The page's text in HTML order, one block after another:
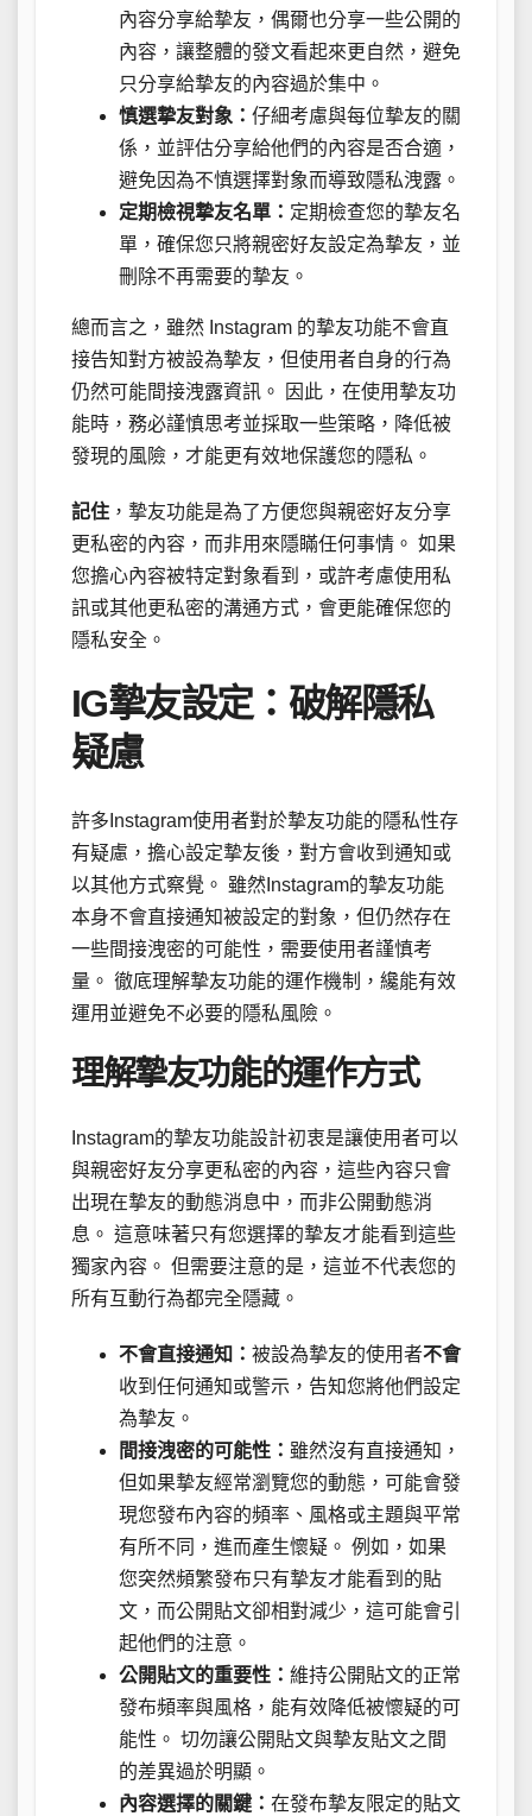
內容分享給摯友，偶爾也分享一些公開的
內容，讓整體的發文看起來更自然，避免
只分享給摯友的內容過於集中。
慎選摯友對象： 仔細考慮與每位摯友的關
係，並評估分享給他們的內容是否合適，
避免因為不慎選擇對象而導致隱私洩露。
定期檢視摯友名單： 定期檢查您的摯友名
單，確保您只將親密好友設定為摯友，並
刪除不再需要的摯友。
總而言之，雖然 Instagram 的摯友功能不會直
接告知對方被設為摯友，但使用者自身的行為
仍然可能間接洩露資訊。 因此，在使用摯友功
能時，務必謹慎思考並採取一些策略，降低被
發現的風險，才能更有效地保護您的隱私。
記住 ，摯友功能是為了方便您與親密好友分享
更私密的內容，而非用來隱瞞任何事情。 如果
您擔心內容被特定對象看到，或許考慮使用私
訊或其他更私密的溝通方式，會更能確保您的
隱私安全。
IG摯友設定：破解隱私
疑慮
許多Instagram使用者對於摯友功能的隱私性存
有疑慮，擔心設定摯友後，對方會收到通知或
以其他方式察覺。 雖然Instagram的摯友功能
本身不會直接通知被設定的對象，但仍然存在
一些間接洩密的可能性，需要使用者謹慎考
量。 徹底理解摯友功能的運作機制，纔能有效
運用並避免不必要的隱私風險。
理解摯友功能的運作方式
Instagram的摯友功能設計初衷是讓使用者可以
與親密好友分享更私密的內容，這些內容只會
出現在摯友的動態消息中，而非公開動態消
息。 這意味著只有您選擇的摯友才能看到這些
獨家內容。 但需要注意的是，這並不代表您的
所有互動行為都完全隱藏。
不會直接通知： 被設為摯友的使用者不會
收到任何通知或警示，告知您將他們設定
為摯友。
間接洩密的可能性： 雖然沒有直接通知，
但如果摯友經常瀏覽您的動態，可能會發
現您發布內容的頻率、風格或主題與平常
有所不同，進而產生懷疑。 例如，如果
您突然頻繁發布只有摯友才能看到的貼
文，而公開貼文卻相對減少，這可能會引
起他們的注意。
公開貼文的重要性： 維持公開貼文的正常
發布頻率與風格，能有效降低被懷疑的可
能性。 切勿讓公開貼文與摯友貼文之間
的差異過於明顯。
內容選擇的關鍵： 在發布摯友限定的貼文